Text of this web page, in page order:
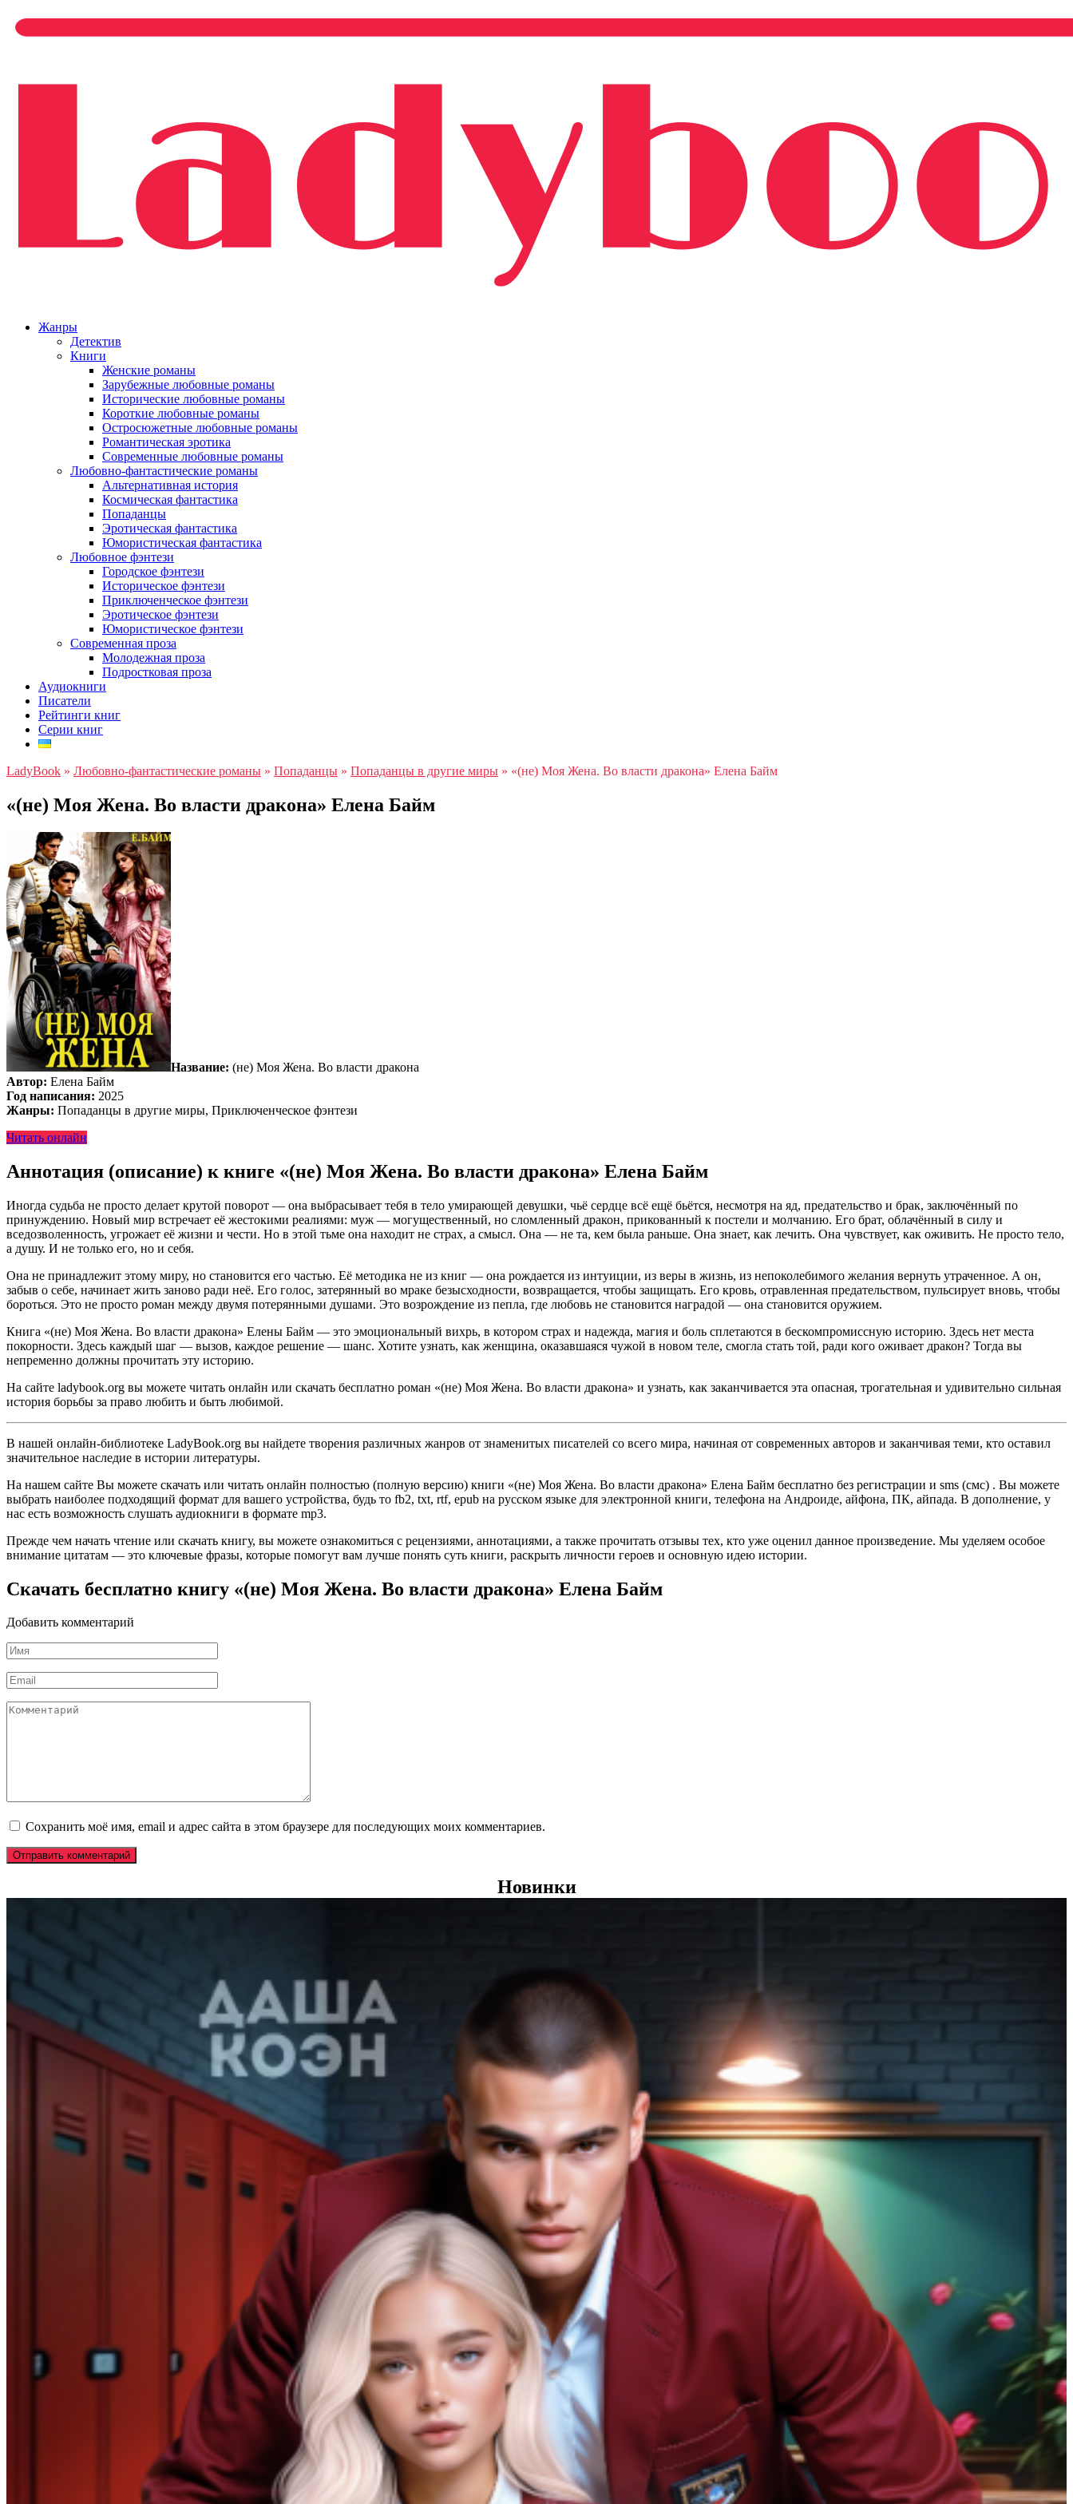
Жанры
Детектив
Книги
Женские романы
Зарубежные любовные романы
Исторические любовные романы
Короткие любовные романы
Остросюжетные любовные романы
Романтическая эротика
Современные любовные романы
Любовно-фантастические романы
Альтернативная история
Космическая фантастика
Попаданцы
Эротическая фантастика
Юмористическая фантастика
Любовное фэнтези
Городское фэнтези
Историческое фэнтези
Приключенческое фэнтези
Эротическое фэнтези
Юмористическое фэнтези
Современная проза
Молодежная проза
Подростковая проза
Аудиокниги
Писатели
Рейтинги книг
Серии книг
LadyBook » Любовно-фантастические романы » Попаданцы » Попаданцы в другие миры » «(не) Моя Жена. Во власти дракона» Елена Байм
«(не) Моя Жена. Во власти дракона» Елена Байм
Название: (не) Моя Жена. Во власти дракона
Автор: Елена Байм
Год написания: 2025
Жанры: Попаданцы в другие миры, Приключенческое фэнтези
Читать онлайн
Аннотация (описание) к книге «(не) Моя Жена. Во власти дракона» Елена Байм
Иногда судьба не просто делает крутой поворот — она выбрасывает тебя в тело умирающей девушки, чьё сердце всё ещё бьётся, несмотря на яд, предательство и брак, заключённый по
принуждению. Новый мир встречает её жестокими реалиями: муж — могущественный, но сломленный дракон, прикованный к постели и молчанию. Его брат, облачённый в силу и
вседозволенность, угрожает её жизни и чести. Но в этой тьме она находит не страх, а смысл. Она — не та, кем была раньше. Она знает, как лечить. Она чувствует, как оживить. Не просто тело,
а душу. И не только его, но и себя.
Она не принадлежит этому миру, но становится его частью. Её методика не из книг — она рождается из интуиции, из веры в жизнь, из непоколебимого желания вернуть утраченное. А он,
забыв о себе, начинает жить заново ради неё. Его голос, затерянный во мраке безысходности, возвращается, чтобы защищать. Его кровь, отравленная предательством, пульсирует вновь, чтобы
бороться. Это не просто роман между двумя потерянными душами. Это возрождение из пепла, где любовь не становится наградой — она становится оружием.
Книга «(не) Моя Жена. Во власти дракона» Елены Байм — это эмоциональный вихрь, в котором страх и надежда, магия и боль сплетаются в бескомпромиссную историю. Здесь нет места
покорности. Здесь каждый шаг — вызов, каждое решение — шанс. Хотите узнать, как женщина, оказавшаяся чужой в новом теле, смогла стать той, ради кого оживает дракон? Тогда вы
непременно должны прочитать эту историю.
На сайте ladybook.org вы можете читать онлайн или скачать бесплатно роман «(не) Моя Жена. Во власти дракона» и узнать, как заканчивается эта опасная, трогательная и удивительно сильная
история борьбы за право любить и быть любимой.
В нашей онлайн-библиотеке LadyBook.org вы найдете творения различных жанров от знаменитых писателей со всего мира, начиная от современных авторов и заканчивая теми, кто оставил
значительное наследие в истории литературы.
На нашем сайте Вы можете скачать или читать онлайн полностью (полную версию) книги «(не) Моя Жена. Во власти дракона» Елена Байм бесплатно без регистрации и sms (смс) . Вы можете
выбрать наиболее подходящий формат для вашего устройства, будь то fb2, txt, rtf, epub на русском языке для электронной книги, телефона на Андроиде, айфона, ПК, айпада. В дополнение, у
нас есть возможность слушать аудиокниги в формате mp3.
Прежде чем начать чтение или скачать книгу, вы можете ознакомиться с рецензиями, аннотациями, а также прочитать отзывы тех, кто уже оценил данное произведение. Мы уделяем особое
внимание цитатам — это ключевые фразы, которые помогут вам лучше понять суть книги, раскрыть личности героев и основную идею истории.
Скачать бесплатно книгу «(не) Моя Жена. Во власти дракона» Елена Байм
Добавить комментарий
Имя
*
Email
*
Комментарий
Сохранить моё имя, email и адрес сайта в этом браузере для последующих моих комментариев.
Новинки